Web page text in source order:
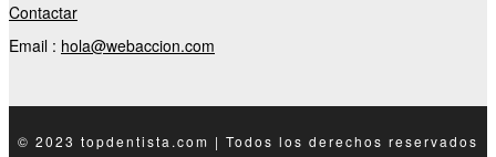
Contactar
Email : hola@webaccion.com
© 2023 topdentista.com | Todos los derechos reservados